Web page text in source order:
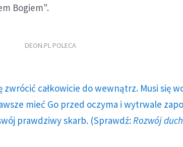
Bogiem".
DEON.PL POLECA
zwrócić całkowicie do wewnątrz. Musi się
mieć Go przed oczyma i wytrwale
prawdziwy skarb. (Sprawdź:Rozwój